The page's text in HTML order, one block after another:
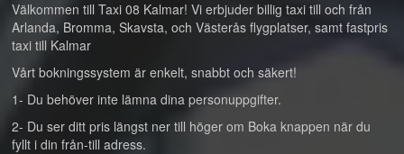
Välkommen till Taxi 08 Kalmar! Vi erbjuder billig taxi till och från
Arlanda, Bromma, Skavsta, och Västerås flygplatser, samt fastpris
taxi till Kalmar
Vårt bokningssystem är enkelt, snabbt och säkert!
1- Du behöver inte lämna dina personuppgifter.
2- Du ser ditt pris längst ner till höger om Boka knappen när du
fyllt i din från-till adress.